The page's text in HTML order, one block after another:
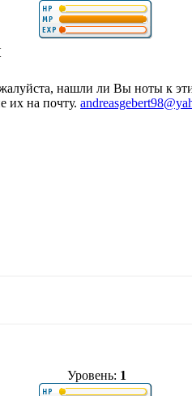
нашли ли Вы ноты к
их на почту.
Уровень: 1